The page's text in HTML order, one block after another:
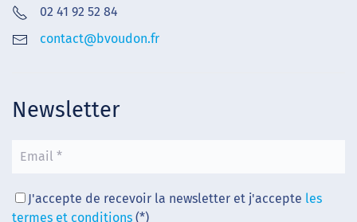
02 41 92 52 84
contact@bvoudon.fr
Newsletter
J'accepte de recevoir la newsletter et j'accepte les
termes et conditions (*)